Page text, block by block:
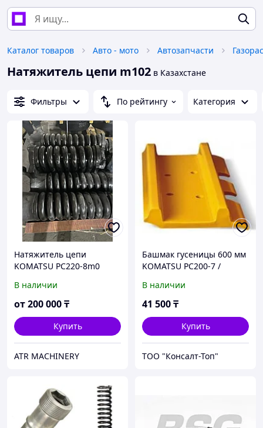
Каталог товаров Авто - мото Автозапчасти
Натяжитель цепи m102 в Казахстане
Фильтры По рейтингу Категория
Натяжитель цепи
KOMATSU PC220-8m0
1 болт)
В наличии
от200 000₸
Купить
ATR MACHINERY
Башмак гусеницы 600 мм
KOMATSU PC200-7 /
В наличии
41 500₸
Купить
ТОО "Консалт-Топ"